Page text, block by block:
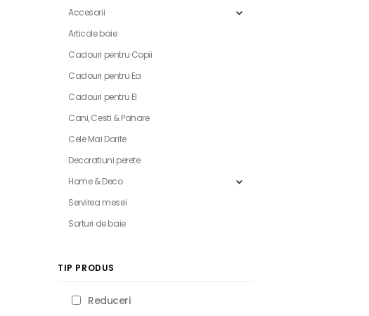
Accesorii
Articole baie
Cadouri pentru Copii
Cadouri pentru Ea
Cadouri pentru El
Cani, Cesti & Pahare
Cele Mai Dorite
Decoratiuni perete
Home & Deco
Servirea mesei
Sorturi de baie
TIP PRODUS
Reduceri